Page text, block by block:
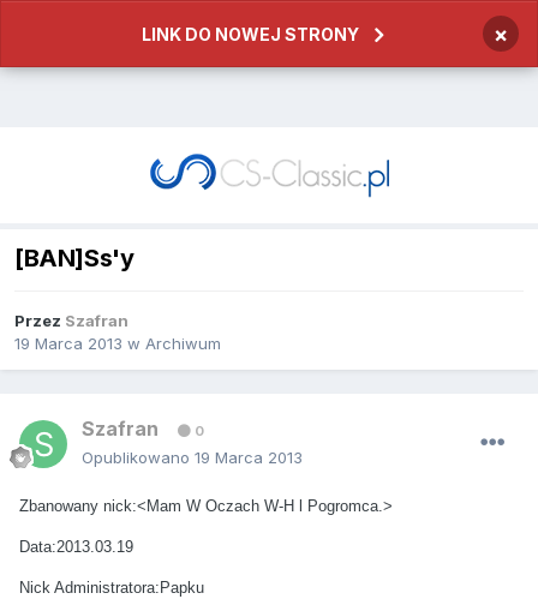
LINK DO NOWEJ STRONY ×
[BAN]Ss'y
Przez Szafran
19 Marca 2013 w Archiwum
Szafran 0
Opublikowano 19 Marca 2013
Zbanowany nick:<Mam W Oczach W-H l Pogromca.>
Data:2013.03.19
Nick Administratora:Papku